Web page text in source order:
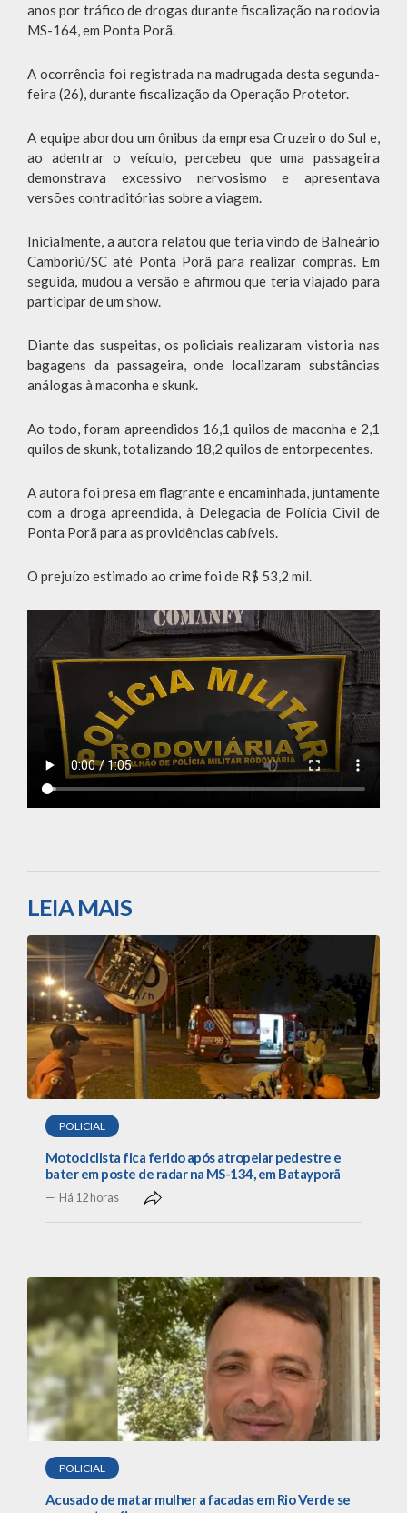
anos por tráfico de drogas durante fiscalização na rodovia
MS-164, em Ponta Porã.
A ocorrência foi registrada na madrugada desta segunda-
feira (26), durante fiscalização da Operação Protetor.
A equipe abordou um ônibus da empresa Cruzeiro do Sul e,
ao adentrar o veículo, percebeu que uma passageira
demonstrava excessivo nervosismo e apresentava
versões contraditórias sobre a viagem.
Inicialmente, a autora relatou que teria vindo de Balneário
Camboriú/SC até Ponta Porã para realizar compras. Em
seguida, mudou a versão e afirmou que teria viajado para
participar de um show.
Diante das suspeitas, os policiais realizaram vistoria nas
bagagens da passageira, onde localizaram substâncias
análogas à maconha e skunk.
Ao todo, foram apreendidos 16,1 quilos de maconha e 2,1
quilos de skunk, totalizando 18,2 quilos de entorpecentes.
A autora foi presa em flagrante e encaminhada, juntamente
com a droga apreendida, à Delegacia de Polícia Civil de
Ponta Porã para as providências cabíveis.
O prejuízo estimado ao crime foi de R$ 53,2 mil.
LEIA MAIS
POLICIAL
Motociclista fica ferido após atropelar pedestre e
bater em poste de radar na MS-134, em Batayporã
Há 12 horas
POLICIAL
Acusado de matar mulher a facadas em Rio Verde se